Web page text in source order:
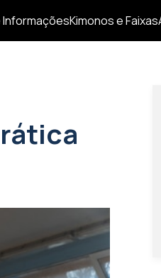
InformaçõesKimonos e Faixas